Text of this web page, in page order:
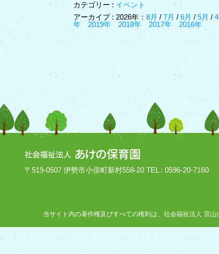
カテゴリー : イベント
アーカイプ : 2026年： 8月 / 7月 / 6月 / 5月 /
年
2019年 2018年 2017年 2016年
〒519-0507 伊勢市小俣町新村558-20 TEL : 0596-20-7160
当サイト内の著作権及びすべての権利は、社会福祉法人 宮